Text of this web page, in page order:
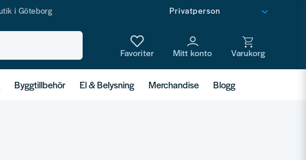
i Göteborg
Byggtillbehör El & Belysning Merchandise Blogg